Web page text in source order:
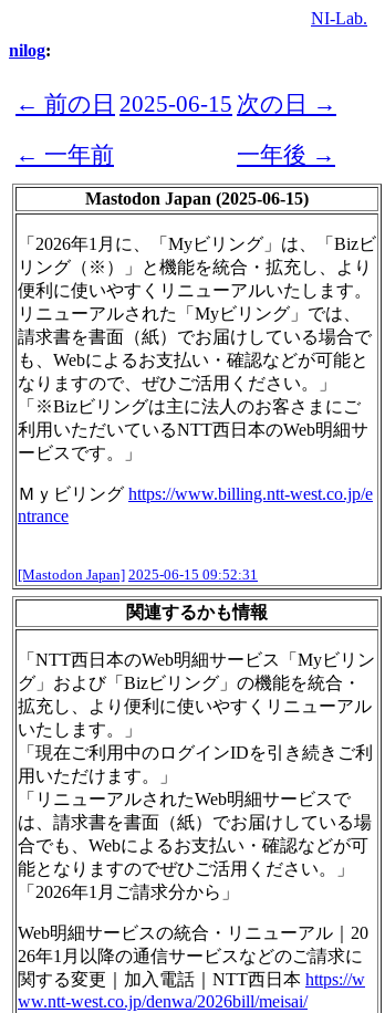
NI-Lab.
nilog:
← 前の日 2025-06-15 次の日 →
← 一年前
一年後 →
Mastodon Japan (2025-06-15)
「2026年1月に、「Myビリング」は、「Bizビ
リング（※）」と機能を統合・拡充し、より
便利に使いやすくリニューアルいたします。
リニューアルされた「Myビリング」では、
請求書を書面（紙）でお届けしている場合で
も、Webによるお支払い・確認などが可能と
なりますので、ぜひご活用ください。」
「※Bizビリングは主に法人のお客さまにご
利用いただいているNTT西日本のWeb明細サ
ービスです。」
Ｍｙビリング https://www.billing.ntt-west.co.jp/e
ntrance
[Mastodon Japan] 2025-06-15 09:52:31
関連するかも情報
「NTT西日本のWeb明細サービス「Myビリン
グ」および「Bizビリング」の機能を統合・
拡充し、より便利に使いやすくリニューアル
いたします。」
「現在ご利用中のログインIDを引き続きご利
用いただけます。」
「リニューアルされたWeb明細サービスで
は、請求書を書面（紙）でお届けしている場
合でも、Webによるお支払い・確認などが可
能となりますのでぜひご活用ください。」
「2026年1月ご請求分から」
Web明細サービスの統合・リニューアル｜20
26年1月以降の通信サービスなどのご請求に
関する変更｜加入電話｜NTT西日本 https://w
ww.ntt-west.co.jp/denwa/2026bill/meisai/